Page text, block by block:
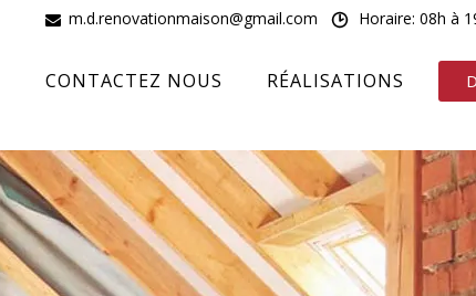
CONTACTEZ NOUS RÉALISATIONS
m.d.renovationmaison@gmail.com Horaire: 08h à